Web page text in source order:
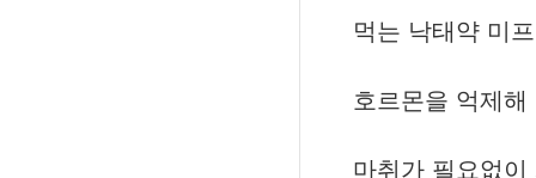
먹는 낙태약 미
호르몬을 억제
마취가 필요없